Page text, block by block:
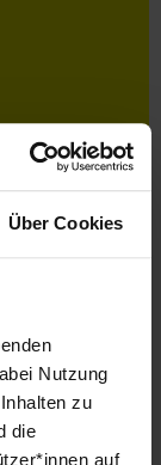
Über Cookies
Nutzung
zu
die
auf
mach dich